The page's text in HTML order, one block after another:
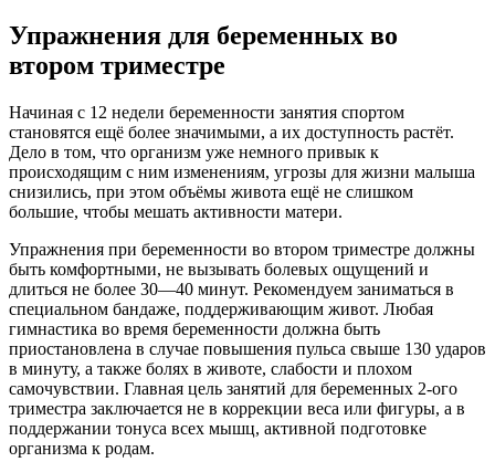
Упражнения для беременных во
втором триместре
Начиная с 12 недели беременности занятия спортом
становятся ещё более значимыми, а их доступность растёт.
Дело в том, что организм уже немного привык к
происходящим с ним изменениям, угрозы для жизни малыша
снизились, при этом объёмы живота ещё не слишком
большие, чтобы мешать активности матери.
Упражнения при беременности во втором триместре должны
быть комфортными, не вызывать болевых ощущений и
длиться не более 30—40 минут. Рекомендуем заниматься в
специальном бандаже, поддерживающим живот. Любая
гимнастика во время беременности должна быть
приостановлена в случае повышения пульса свыше 130 ударов
в минуту, а также болях в животе, слабости и плохом
самочувствии. Главная цель занятий для беременных 2-ого
триместра заключается не в коррекции веса или фигуры, а в
поддержании тонуса всех мышц, активной подготовке
организма к родам.